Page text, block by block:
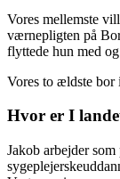
Vores mellemste
værnepligten på
flyttede hun med
Vores to ældste bor
Hvor er I
Jakob arbejder